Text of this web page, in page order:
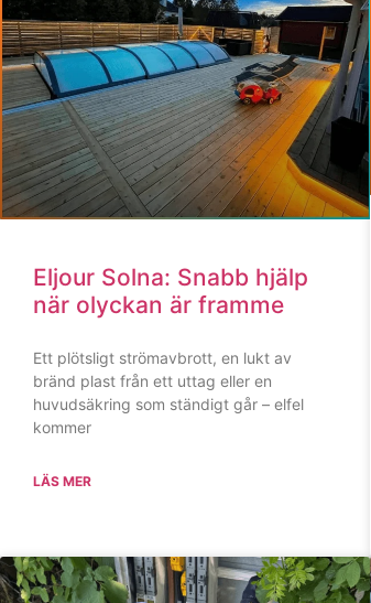
Eljour Solna: Snabb hjälp
när olyckan är framme
Ett plötsligt strömavbrott, en lukt av
bränd plast från ett uttag eller en
huvudsäkring som ständigt går – elfel
kommer
LÄS MER